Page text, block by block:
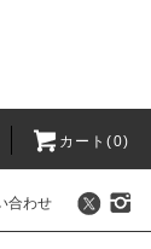
カート(0)
合わせ